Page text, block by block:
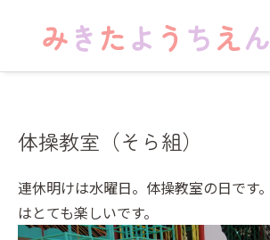
体操教室（そら組）
連休明けは水曜日。体操教室の日です
はとても楽しいです。